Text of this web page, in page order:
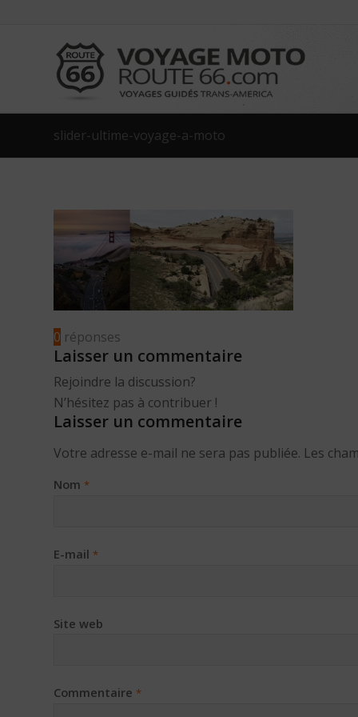
slider-ultime-voyage-a-moto
0 réponses
Laisser un commentaire
Rejoindre la discussion?
N’hésitez pas à contribuer !
Laisser un commentaire
Votre adresse e-mail ne sera pas publiée. Les
Nom *
E-mail *
Site web
Commentaire *